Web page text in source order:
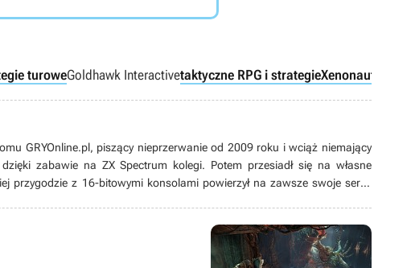
turoweGoldhawk Interactivetaktyczne RPG i strategieXenonauts (seria)
GRYOnline.pl, piszący nieprzerwanie od 2009 roku i wciąż niemający
zabawie na ZX Spectrum kolegi. Potem przesiadł się na własne
przygodzie z 16-bitowymi konsolami powierzył na zawsze swoje serce